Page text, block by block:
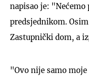
napisao je:
predsjednikom.
Zastupnički dom, a
"Ovo nije samo